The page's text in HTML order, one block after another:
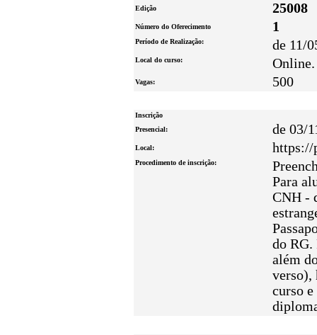
Edição 25008
Número do Oferecimento 1
Período de Realização: de 11/
Local do curso: Online.
Vagas: 500
Inscrição
Presencial:
de 03/
Local: https://
Procedimento de inscrição:
Para
CNH -
do RG.
além
verso),
curso